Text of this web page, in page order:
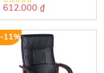
0
of
612.000 ₫
-11%